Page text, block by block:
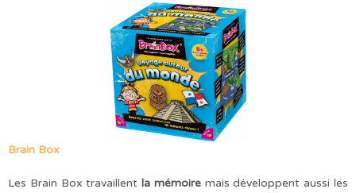
Brain Box
Les Brain Box travaillentla mémoiremais développent aussi les